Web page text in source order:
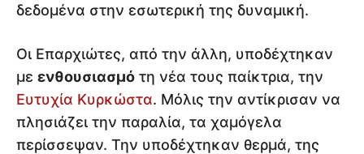
δεδομένα στην εσωτερική της δυναμική.
Οι Επαρχιώτες, από την άλλη, υποδέχτηκαν
με ενθουσιασμό τη νέα τους παίκτρια, την
Ευτυχία Κυρκώστα. Μόλις την αντίκρισαν να
πλησιάζει την παραλία, τα χαμόγελα
περίσσεψαν. Την υποδέχτηκαν θερμά, της